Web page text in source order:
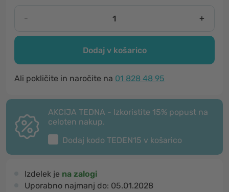
- +
Dodaj v košarico
Ali pokličite in naročite na 01 828 48 95
AKCIJA TEDNA - Izkoristite 15% popust na
celoten nakup.
Dodaj kodo TEDEN15 v košarico
Izdelek je na zalogi
Uporabno najmanj do: 05.01.2028